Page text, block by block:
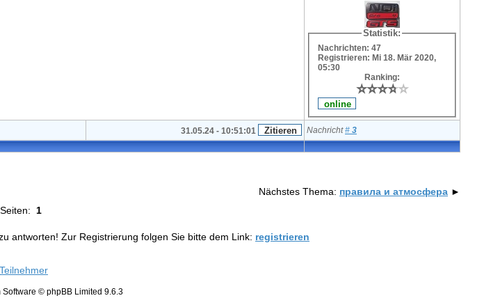
Statistik:
Nachrichten: 47
Registrieren: Mi 18. Mär 2020,
05:30
Ranking:
⭐⭐⭐⭐⭐
⭐⭐⭐⭐⭐
31.05.24 - 10:51:01 Nachricht# 3
Nächstes Thema: правила и атмосфера►
Seiten: 1
antworten! Zur Registrierung folgen Sie bitte dem Link: registrieren
Teilnehmer
Software © phpBB Limited 9.6.3